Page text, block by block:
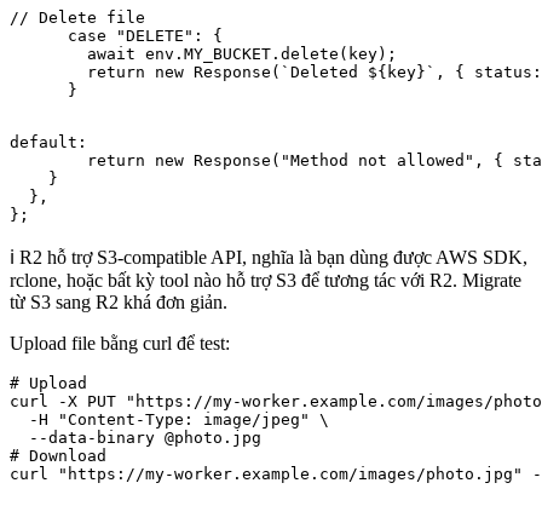
// Delete file
      case "DELETE": {
        await env.MY_BUCKET.delete(key);
return new Response(`Deleted ${key}`, {
      }
default:
return new Response("Method not allowed", {
    }
  },
};
ℹ️ R2 hỗ trợ S3-compatible API, nghĩa là bạn dùng được AWS SDK,
rclone, hoặc bất kỳ tool nào hỗ trợ S3 để tương tác với R2. Migrate
từ S3 sang R2 khá đơn giản.
Upload file bằng curl để test:
# Upload
curl -X PUT "https://my-worker.example.com/images/
  -H "Content-Type: image/jpeg" \
  --data-binary @photo.jpg
# Download
curl "https://my-worker.example.com/images/photo.jpg" -